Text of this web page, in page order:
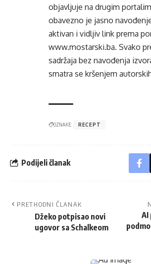
objavljuje na drugim
obavezno je jasno
aktivan i vidljiv link prema
www.mostarski.ba. Svako
sadržaja bez navođenja
smatra se kršenjem
OZNAKE: RECEPT
Podijeli članak
PRETHODNI ČLANAK
Džeko potpisao novi
ugovor sa Schalkeom
AI